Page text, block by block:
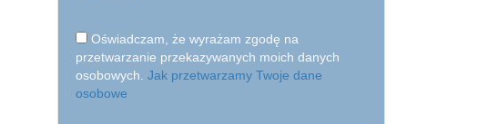
Oświadczam, że wyrażam zgodę na
przetwarzanie przekazywanych moich danych
osobowych. Jak przetwarzamy Twoje dane
osobowe